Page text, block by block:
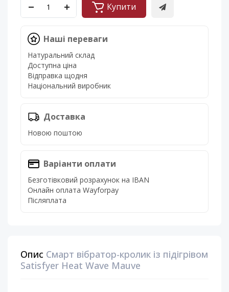
Купити
Наші переваги
Натуральний склад
Доступна ціна
Відправка щодня
Національний виробник
Доставка
Новою поштою
Варіанти оплати
Безготівковий розрахунок на IBAN
Онлайн оплата Wayforpay
Післяплата
Опис Смарт вібратор-кролик із підігрівом
Satisfyer Heat Wave Mauve